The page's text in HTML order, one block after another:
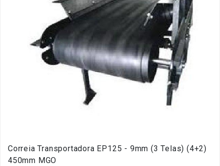
Correia Transportadora EP125 - 9mm (3 Telas) (4+2)
450mm MGO